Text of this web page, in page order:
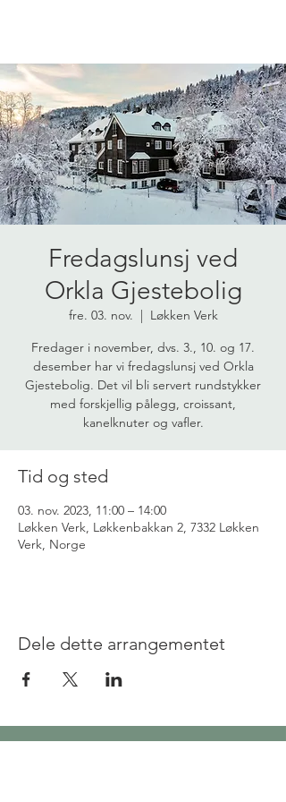
Fredagslunsj ved
Orkla Gjestebolig
fre. 03. nov.
  |
Løkken Verk
Fredager i november, dvs. 3., 10. og 17.
desember har vi fredagslunsj ved Orkla
Gjestebolig. Det vil bli servert rundstykker
med forskjellig pålegg, croissant,
kanelknuter og vafler.
Tid og sted
03. nov. 2023, 11:00 – 14:00
Løkken Verk, Løkkenbakkan 2, 7332 Løkken
Verk, Norge
Dele dette arrangementet